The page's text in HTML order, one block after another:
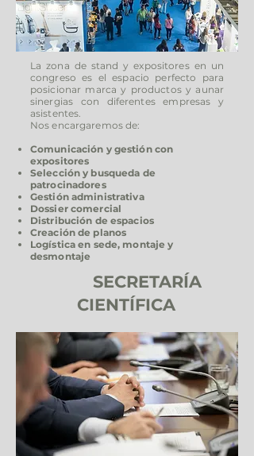
La zona de stand y expositores en un
congreso es el espacio perfecto para
posicionar marca y productos y aunar
sinergias con diferentes empresas y
asistentes.
Nos encargaremos de:
Comunicación y gestión con
expositores
Selección y busqueda de
patrocinadores
Gestión administrativa
Dossier comercial
Distribución de espacios
Creación de planos
Logística en sede, montaje y
desmontaje
SECRETARÍA
CIENTÍFICA